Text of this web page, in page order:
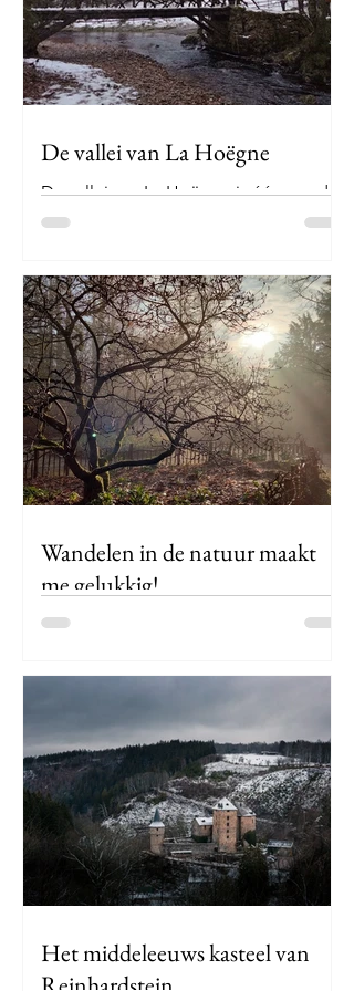
traditie verloren is gegaan doorheen
de tijd, want aan de hoeveelheid
garnalen die de Noordzee te bieden
heeft, zal het zeker niet liggen. Dat
De vallei van La Hoëgne
De vallei van La Hoëgne is één van de
mooiste valleien van België. Hier zie je
trek je wandelschoenen aan, pak je
wandelstokken en ga mee op avontuur
in een onbekend deel van België dat
wacht om ontdekt te worden. De
Hoëgne stroomt als een zijrivier van de
Vesder in het uitgestrekte
stroomgebied van de Maas in de
provincie Luik en legt een traject af van
ongeveer 30 km lang doorheen de
Ardennen. De bron ligt in de Hoge
Wandelen in de natuur maakt
me gelukkig!
Wandelen, wandelen, wandelen en
waar ik me de voorbije maanden zoal
Het middeleeuws kasteel van